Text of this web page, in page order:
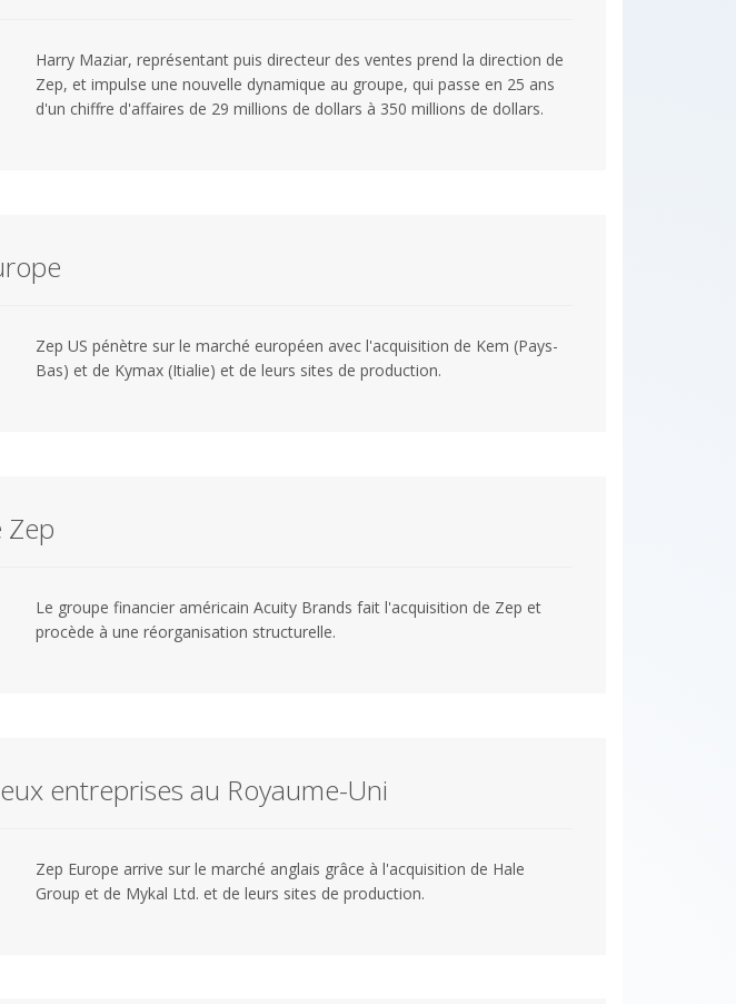
Harry Maziar, représentant puis directeur des ventes prend la direction de
Zep, et impulse une nouvelle dynamique au groupe, qui passe en 25 ans
d'un chiffre d'affaires de 29 millions de dollars à 350 millions de dollars.
Zep US pénètre sur le marché européen avec l'acquisition de Kem (Pays-
Bas) et de Kymax (Itialie) et de leurs sites de production.
Zep
Le groupe financier américain Acuity Brands fait l'acquisition de Zep et
procède à une réorganisation structurelle.
entreprises au Royaume-Uni
Zep Europe arrive sur le marché anglais grâce à l'acquisition de Hale
Group et de Mykal Ltd. et de leurs sites de production.